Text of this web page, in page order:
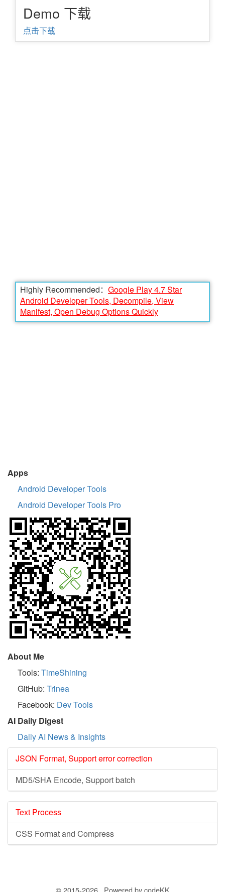
Demo 下载
点击下载
Highly Recommended： Google Play 4.7 Star
Android Developer Tools, Decompile, View
Manifest, Open Debug Options Quickly
Apps
Android Developer Tools
Android Developer Tools Pro
About Me
Tools: TimeShining
GitHub: Trinea
Facebook: Dev Tools
AI Daily Digest
Daily AI News & Insights
JSON Format, Support error correction
MD5/SHA Encode, Support batch
Text Process
CSS Format and Compress
© 2015-2026 Powered by codeKK